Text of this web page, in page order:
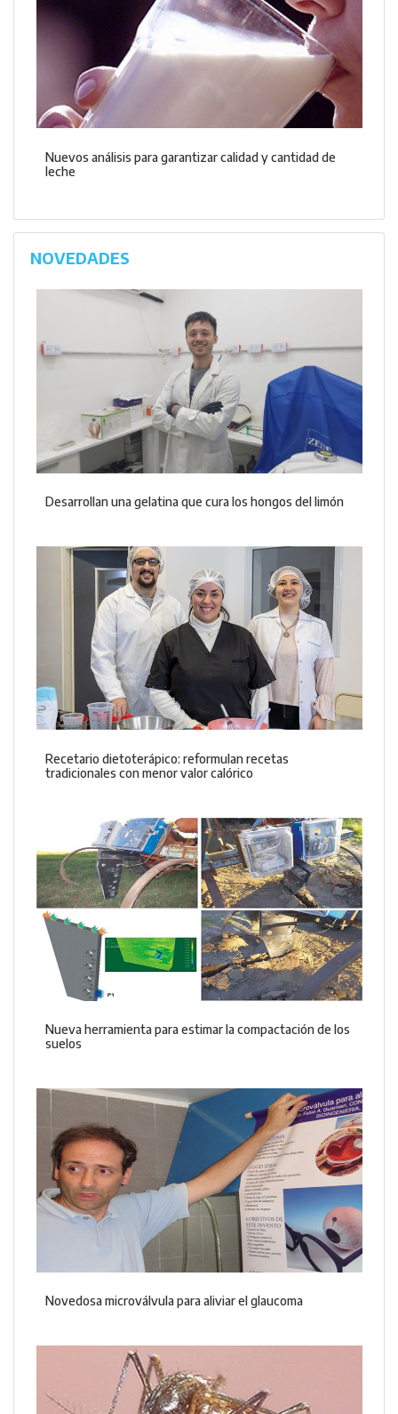
Nuevos análisis para garantizar calidad y cantidad de
leche
NOVEDADES
Desarrollan una gelatina que cura los hongos del limón
Recetario dietoterápico: reformulan recetas
tradicionales con menor valor calórico
Nueva herramienta para estimar la compactación de los
suelos
Novedosa microválvula para aliviar el glaucoma